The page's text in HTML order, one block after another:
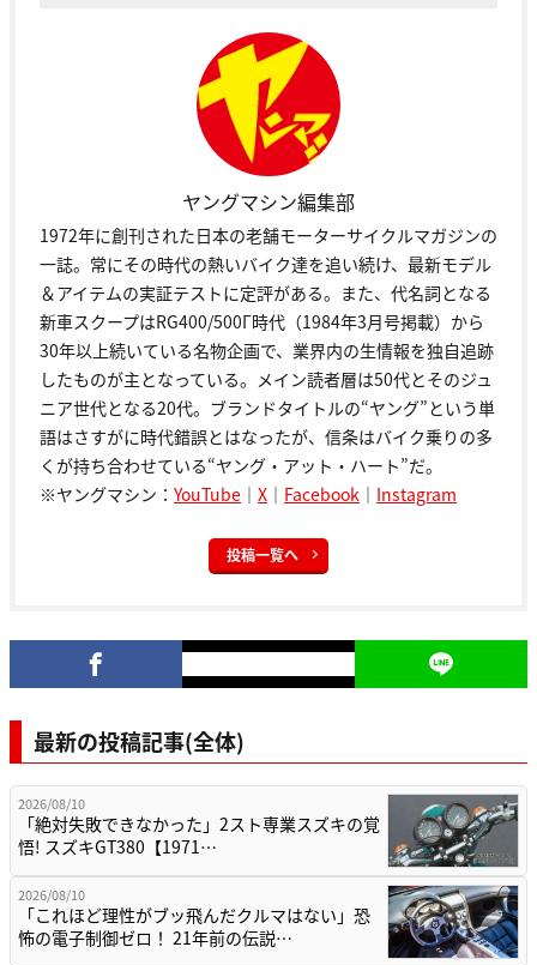
ヤングマシン編集部
1972年に創刊された日本の老舗モーターサイクルマガジンの
一誌。常にその時代の熱いバイク達を追い続け、最新モデル
＆アイテムの実証テストに定評がある。また、代名詞となる
新車スクープはRG400/500Γ時代（1984年3月号掲載）から
30年以上続いている名物企画で、業界内の生情報を独自追跡
したものが主となっている。メイン読者層は50代とそのジュ
ニア世代となる20代。ブランドタイトルの“ヤング”という単
語はさすがに時代錯誤とはなったが、信条はバイク乗りの多
くが持ち合わせている“ヤング・アット・ハート”だ。
※ヤングマシン： YouTube ｜ X ｜ Facebook ｜ Instagram
投稿一覧へ
最新の投稿記事(全体)
2026/08/10
「絶対失敗できなかった」2スト専業スズキの覚
悟! スズキGT380【1971…
2026/08/10
「これほど理性がブッ飛んだクルマはない」恐
怖の電子制御ゼロ！ 21年前の伝説…